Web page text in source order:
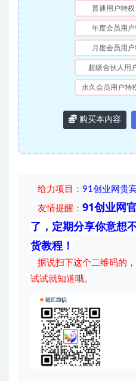
普通用户特权
年度会员用户
月度会员用户
超级合伙人用
永久会员用户特
购买本内容
给力项目 ： 91创业网贵
友情提醒： 91创业网
了，定期分享你意想
货教程！
据说扫下这个二维码的
试试就知道哦。